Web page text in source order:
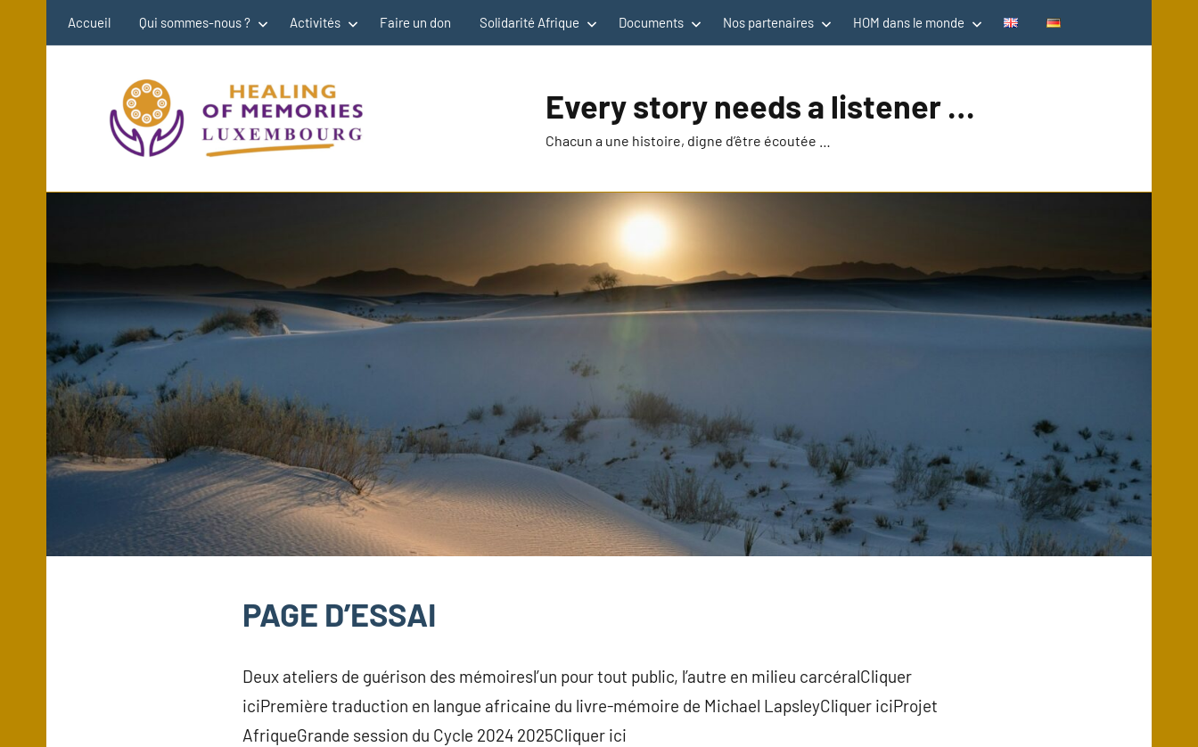
Accueil Qui sommes-nous ? Activités Faire un don Solidarité Afrique Documents Nos partenaires HOM dans le monde
Every story needs a listener …
Chacun a une histoire, digne d’être écoutée …
PAGE D’ESSAI
Deux ateliers de guérison des mémoiresl’un pour tout public, l’autre en milieu carcéralCliquer
iciPremière traduction en langue africaine du livre-mémoire de Michael LapsleyCliquer iciProjet
AfriqueGrande session du Cycle 2024 2025Cliquer ici